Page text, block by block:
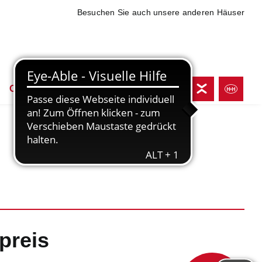
Besuchen Sie auch unsere anderen Häuser
Online shoppen